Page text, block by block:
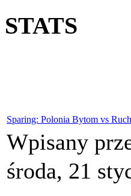
STATS
Sparing: Polonia Bytom vs
Wpisany
środa, 21